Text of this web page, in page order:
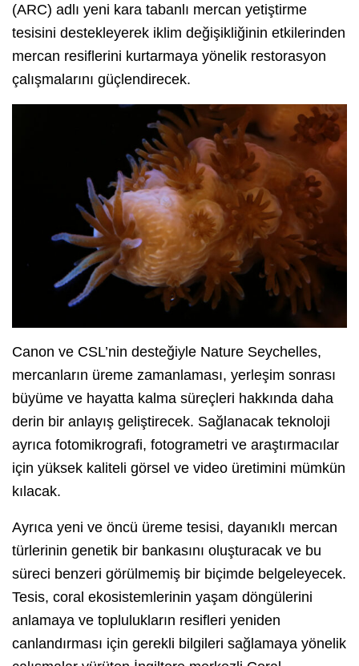
(ARC) adlı yeni kara tabanlı mercan yetiştirme
tesisini destekleyerek iklim değişikliğinin etkilerinden
mercan resiflerini kurtarmaya yönelik restorasyon
çalışmalarını güçlendirecek.
Canon ve CSL’nin desteğiyle Nature Seychelles,
mercanların üreme zamanlaması, yerleşim sonrası
büyüme ve hayatta kalma süreçleri hakkında daha
derin bir anlayış geliştirecek. Sağlanacak teknoloji
ayrıca fotomikrografi, fotogrametri ve araştırmacılar
için yüksek kaliteli görsel ve video üretimini mümkün
kılacak.
Ayrıca yeni ve öncü üreme tesisi, dayanıklı mercan
türlerinin genetik bir bankasını oluşturacak ve bu
süreci benzeri görülmemiş bir biçimde belgeleyecek.
Tesis, coral ekosistemlerinin yaşam döngülerini
anlamaya ve toplulukların resifleri yeniden
canlandırması için gerekli bilgileri sağlamaya yönelik